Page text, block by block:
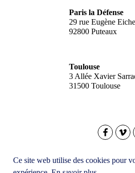
Ce site web utilise des cookies pour
Paris la Défense
29 rue Eugène
92800 Puteaux
Toulouse
3 Allée Xavier
31500 Toulouse
Mentions LégalesCGV